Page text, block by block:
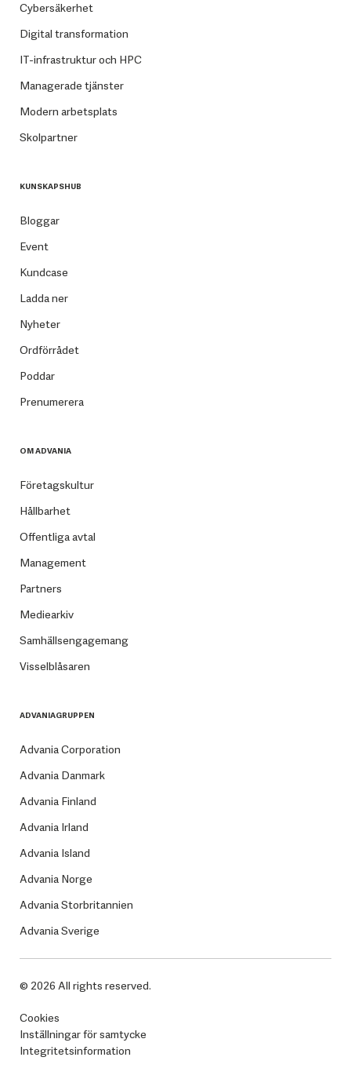
Cybersäkerhet
Digital transformation
IT-infrastruktur och HPC
Managerade tjänster
Modern arbetsplats
Skolpartner
KUNSKAPSHUB
Bloggar
Event
Kundcase
Ladda ner
Nyheter
Ordförrådet
Poddar
Prenumerera
OM ADVANIA
Företagskultur
Hållbarhet
Offentliga avtal
Management
Partners
Mediearkiv
Samhällsengagemang
Visselblåsaren
ADVANIAGRUPPEN
Advania Corporation
Advania Danmark
Advania Finland
Advania Irland
Advania Island
Advania Norge
Advania Storbritannien
Advania Sverige
© 2026 All rights reserved.
Cookies
Inställningar för samtycke
Integritetsinformation